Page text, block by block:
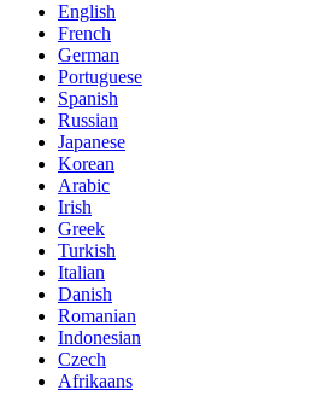
English
French
German
Portuguese
Spanish
Russian
Japanese
Korean
Arabic
Irish
Greek
Turkish
Italian
Danish
Romanian
Indonesian
Czech
Afrikaans